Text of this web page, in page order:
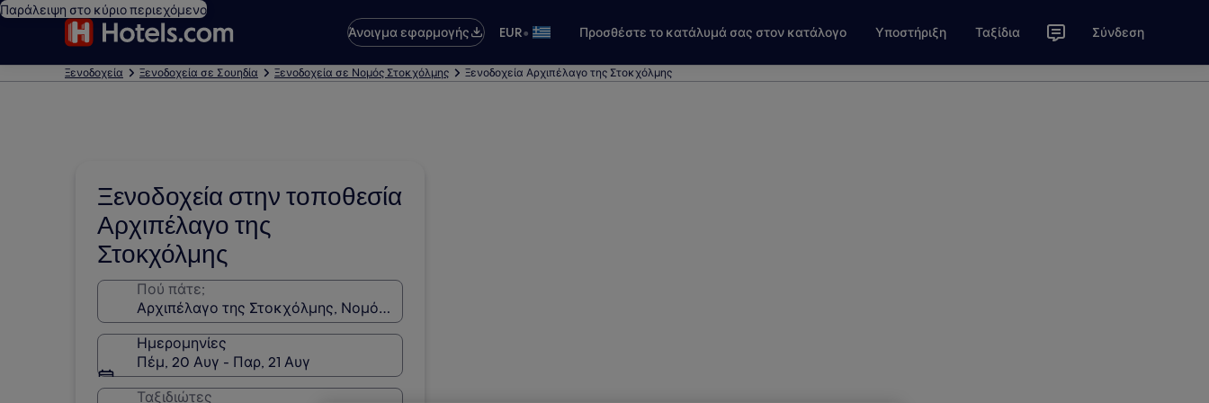
Παράλειψη στο κύριο περιεχόμενο
Άνοιγμα εφαρμογής
EUR• Προσθέστε το κατάλυμά σας στον κατάλογο Υποστήριξη Ταξίδια Σύνδεση
Ξενοδοχεία Ξενοδοχεία σε Σουηδία Ξενοδοχεία σε Νομός Στοκχόλμης Ξενοδοχεία Αρχιπέλαγο της Στοκχόλμης
Ξενοδοχεία στην τοποθεσία
Αρχιπέλαγο της
Στοκχόλμης
Πού πάτε;
Ημερομηνίες
Πέμ, 20 Αυγ - Παρ, 21 Αυγ
Ταξιδιώτες